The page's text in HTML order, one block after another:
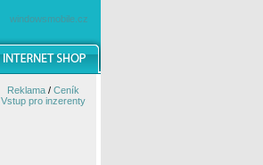
windowsmobile.cz
Reklama/ Ceník
Vstup pro inzerenty